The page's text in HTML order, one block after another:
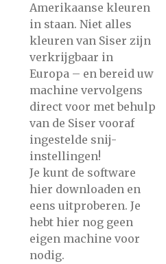
Amerikaanse kleuren
in staan. Niet alles
kleuren van Siser zijn
verkrijgbaar in
Europa – en bereid uw
machine vervolgens
direct voor met behulp
van de Siser vooraf
ingestelde snij-
instellingen!
Je kunt de software
hier downloaden en
eens uitproberen. Je
hebt hier nog geen
eigen machine voor
nodig.